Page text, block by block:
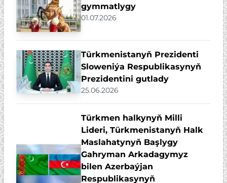
gymmatlygy
01.07.2026
Türkmenistanyň Prezidenti
Sloweniýa Respublikasynyň
Prezidentini gutlady
25.06.2026
Türkmen halkynyň Milli
Lideri, Türkmenistanyň Halk
Maslahatynyň Başlygy
Gahryman Arkadagymyz
bilen Azerbaýjan
Respublikasynyň